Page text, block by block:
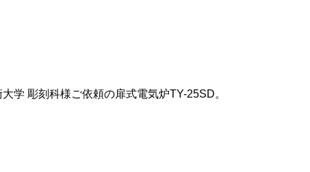
学 彫刻科様ご依頼の扉式電気炉TY-25SD。